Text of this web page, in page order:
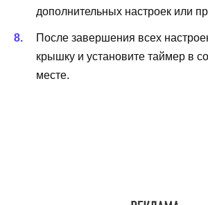
дополнительных настроек или
После завершения всех
крышку и установите таймер в
месте.